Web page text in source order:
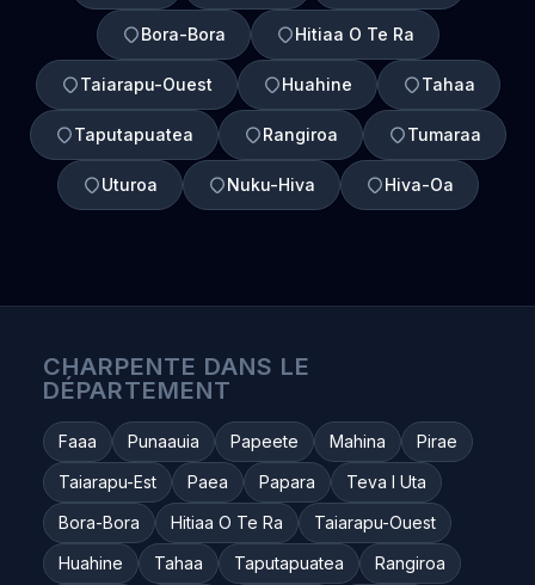
Bora-Bora Hitiaa O Te Ra
Taiarapu-Ouest Huahine Tahaa
Taputapuatea Rangiroa Tumaraa
Uturoa Nuku-Hiva Hiva-Oa
CHARPENTE DANS LE
DÉPARTEMENT
Faaa Punaauia Papeete Mahina
Pirae
Taiarapu-Est
Paea Papara
Teva I Uta
Bora-Bora
Hitiaa O Te Ra
Taiarapu-Ouest
Huahine
Tahaa Taputapuatea
Rangiroa